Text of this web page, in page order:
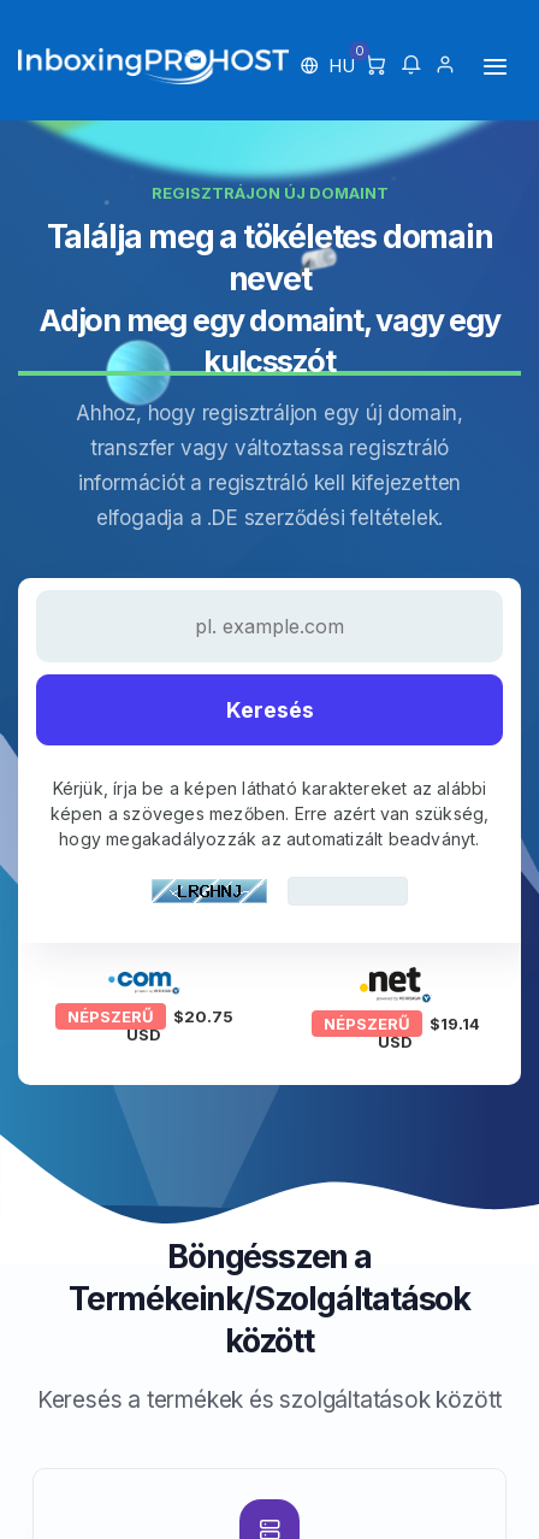
HU
0
REGISZTRÁJON ÚJ DOMAINT
Találja meg a tökéletes domain
nevet
Adjon meg egy domaint, vagy egy
kulcsszót
Ahhoz, hogy regisztráljon egy új domain,
transzfer vagy változtassa regisztráló
információt a regisztráló kell kifejezetten
elfogadja a .DE szerződési feltételek.
Keresés
Kérjük, írja be a képen látható karaktereket az alábbi
képen a szöveges mezőben. Erre azért van szükség,
hogy megakadályozzák az automatizált beadványt.
NÉPSZERŰ
$20.75
USD
NÉPSZERŰ
$19.14
USD
Böngésszen a
Termékeink/Szolgáltatások
között
Keresés a termékek és szolgáltatások között